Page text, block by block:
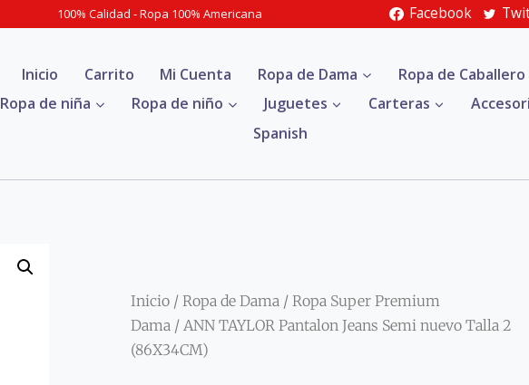
100% Calidad - Ropa 100% Americana Facebook
Inicio Carrito Mi Cuenta Ropa de Dama
Ropa de Caballero
Ropa de niña
Ropa de niño Juguetes Carteras
Spanish
Inicio / Ropa de Dama / Ropa Super Premium
Dama / ANN TAYLOR Pantalon Jeans Semi nuevo Talla 2
(86X34CM)